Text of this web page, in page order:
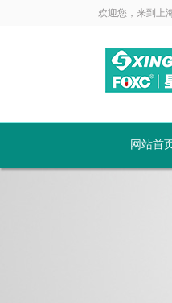
欢迎您，来到上
网站首